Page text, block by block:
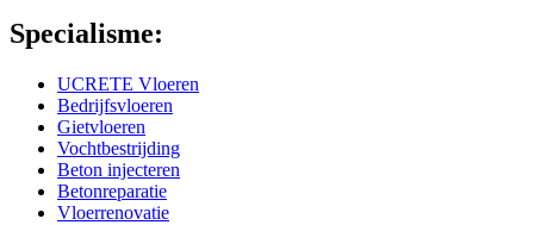
Specialisme:
UCRETE Vloeren
Bedrijfsvloeren
Gietvloeren
Vochtbestrijding
Beton injecteren
Betonreparatie
Vloerrenovatie